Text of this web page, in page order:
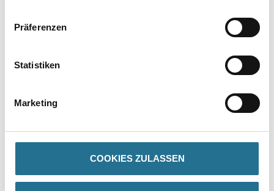
Präferenzen
Statistiken
Marketing
COOKIES ZULASSEN
GEFAHRENHINWEISE
SPEZIFIKATIONEN